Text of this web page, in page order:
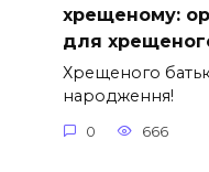
хрещеному:
для
Хрещеного
народження!
0 666